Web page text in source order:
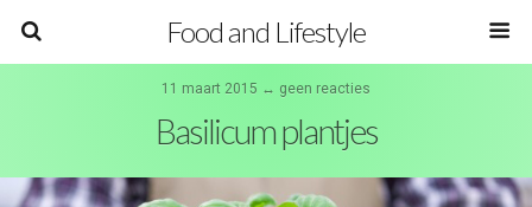
Food and Lifestyle
11 maart 2015 ↔ geen reacties
Basilicum plantjes